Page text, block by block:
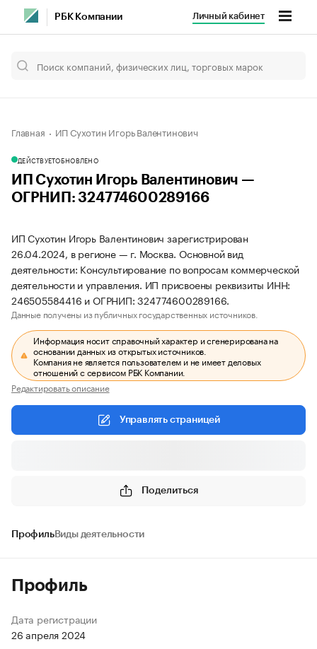
РБК Компании Личный кабинет
Главная ИП Сухотин Игорь Валентинович
ДЕЙСТВУЕТОБНОВЛЕНО
ИП Сухотин Игорь Валентинович —
ОГРНИП: 324774600289166
ИП Сухотин Игорь Валентинович зарегистрирован
26.04.2024, в регионе — г. Москва. Основной вид
деятельности: Консультирование по вопросам коммерческой
деятельности и управления. ИП присвоены реквизиты ИНН:
246505584416 и ОГРНИП: 324774600289166.
Данные получены из публичных государственных источников.
Информация носит справочный характер и сгенерирована на
основании данных из открытых источников.
Компания не является пользователем и не имеет деловых
отношений с сервисом РБК Компании.
Редактировать описание
Управлять страницей
Поделиться
ПрофильВиды деятельности
Профиль
Дата регистрации
26 апреля 2024